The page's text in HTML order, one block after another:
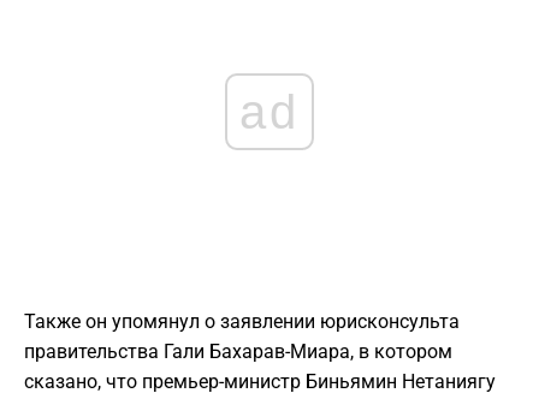
ad
Также он упомянул о заявлении юрисконсульта
правительства Гали Бахарав-Миара, в котором
сказано, что премьер-министр Биньямин Нетаниягу